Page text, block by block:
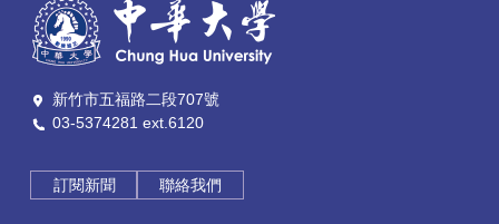
新竹市五福路二段707號
03-5374281 ext.6120
訂閱新聞 聯絡我們